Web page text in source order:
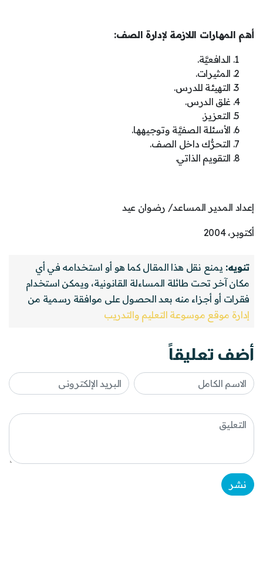
أهم المهارات اللازمة لإدارة الصف:
الدافعيَّة.
المثيرات.
التهيئة للدرس.
غلق الدرس.
التعزيز.
الأسئلة الصفيَّة وتوجيهها.
التحرُّك داخل الصف.
التقويم الذاتي.
إعداد المدير المساعد/ رضوان عيد
أكتوبر، 2004
تنويه: يمنع نقل هذا المقال كما هو أو استخدامه في أي
مكان آخر تحت طائلة المساءلة القانونية، ويمكن استخدام
فقرات أو أجزاء منه بعد الحصول على موافقة رسمية من
إدارة موقع موسوعة التعليم والتدريب
أضف تعليقاً
نشر